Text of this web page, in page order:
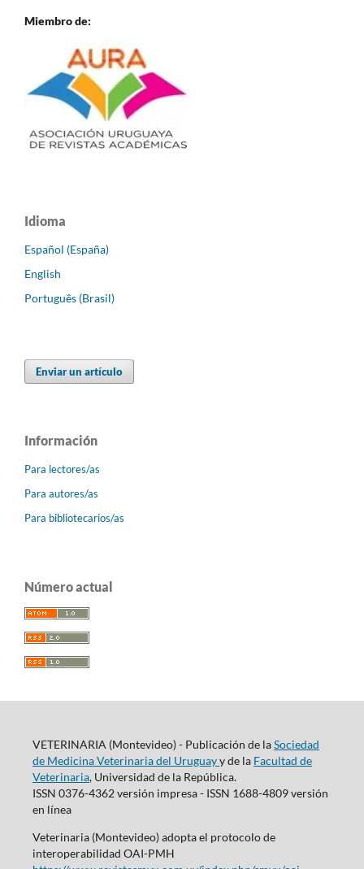
Miembro de:
Idioma
Español (España)
English
Português (Brasil)
Enviar un artículo
Información
Para lectores/as
Para autores/as
Para bibliotecarios/as
Número actual
VETERINARIA (Montevideo) - Publicación de laSociedad
de Medicina Veterinaria del Uruguayy de la Facultad de
Veterinaria, Universidad de la República.
ISSN 0376-4362 versión impresa - ISSN 1688-4809 versión
en línea
Veterinaria (Montevideo) adopta el protocolo de
interoperabilidad OAI-PMH